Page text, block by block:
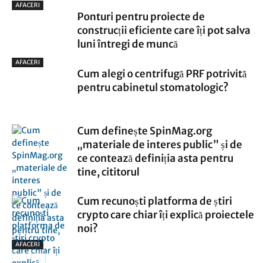
AFACERI
Ponturi pentru proiecte de
construcții eficiente care îți pot salva
luni întregi de muncă
AFACERI
Cum alegi o centrifugă PRF potrivită
pentru cabinetul stomatologic?
AFACERI
Cum definește SpinMag.org
„materiale de interes public” și de
ce contează definiția asta pentru
tine, cititorul
Cum recunoști platforma de știri
crypto care chiar îți explică proiectele
noi?